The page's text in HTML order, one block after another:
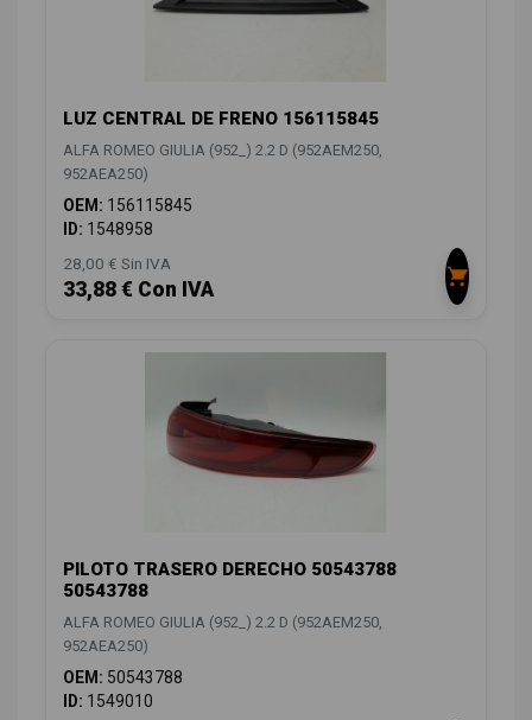
LUZ CENTRAL DE FRENO 156115845
ALFA ROMEO GIULIA (952_) 2.2 D (952AEM250,
952AEA250)
OEM: 156115845
ID: 1548958
28,00 € Sin IVA
33,88 € Con IVA
PILOTO TRASERO DERECHO 50543788
50543788
ALFA ROMEO GIULIA (952_) 2.2 D (952AEM250,
952AEA250)
OEM: 50543788
ID: 1549010